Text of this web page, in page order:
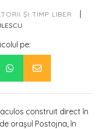
ȘI TIMP LIBER |
pe:
construit direct în
orașul Postojna, în